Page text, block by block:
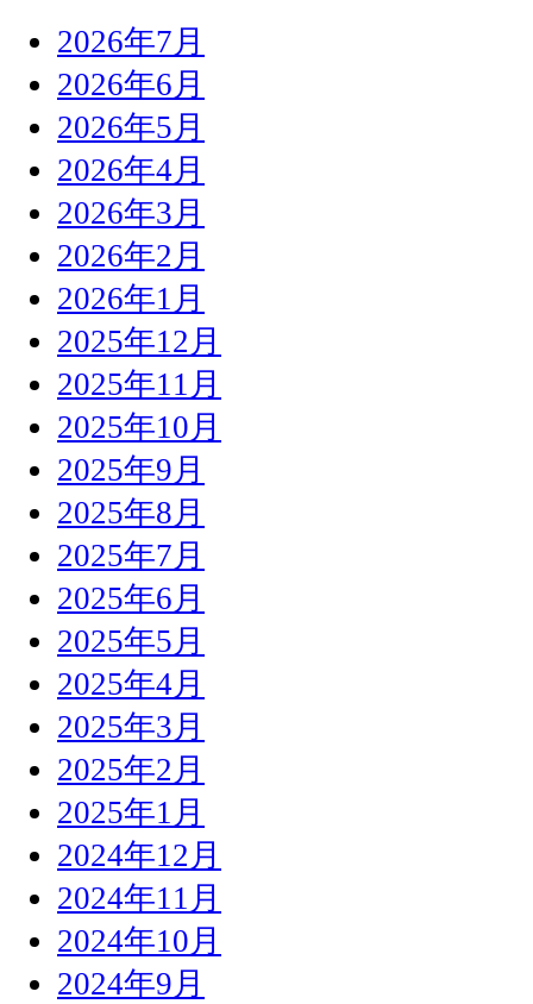
2026年7月
2026年6月
2026年5月
2026年4月
2026年3月
2026年2月
2026年1月
2025年12月
2025年11月
2025年10月
2025年9月
2025年8月
2025年7月
2025年6月
2025年5月
2025年4月
2025年3月
2025年2月
2025年1月
2024年12月
2024年11月
2024年10月
2024年9月